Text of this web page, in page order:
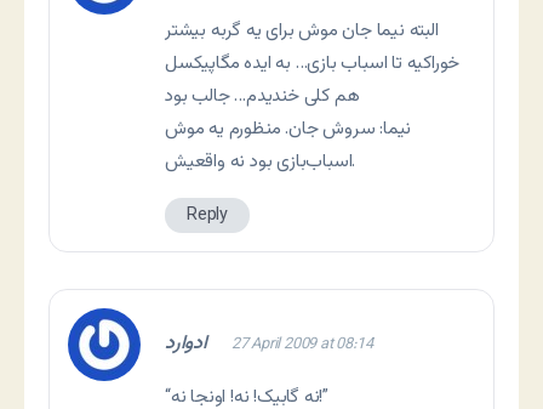
البته نیما جان موش برای یه گربه بیشتر
خوراکیه تا اسباب بازی… به ایده مگاپیکسل
هم کلی خندیدم… جالب بود
نیما: سروش جان. منظورم یه موش
اسباب‌بازی بود نه واقعیش.
Reply
ادوارد 27 April 2009 at 08:14
“نه گابیک! نه! اونجا نه!”